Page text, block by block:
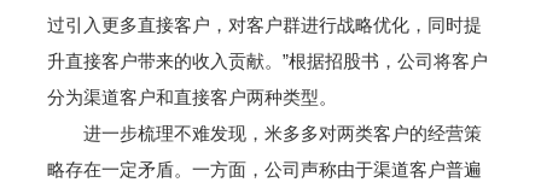
过引入更多直接客户，对客户群进行战略优化，同时提
升直接客户带来的收入贡献。”根据招股书，公司将客户
分为渠道客户和直接客户两种类型。
进一步梳理不难发现，米多多对两类客户的经营策
略存在一定矛盾。一方面，公司声称由于渠道客户普遍